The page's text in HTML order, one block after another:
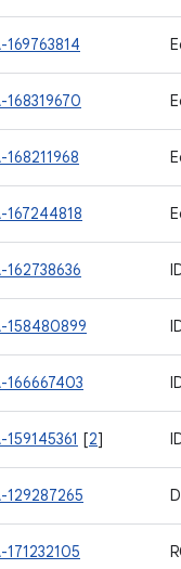
169763814
168319670
168211968
167244818
162738636
158480899
166667403
159145361 [2]
129287265
171232105